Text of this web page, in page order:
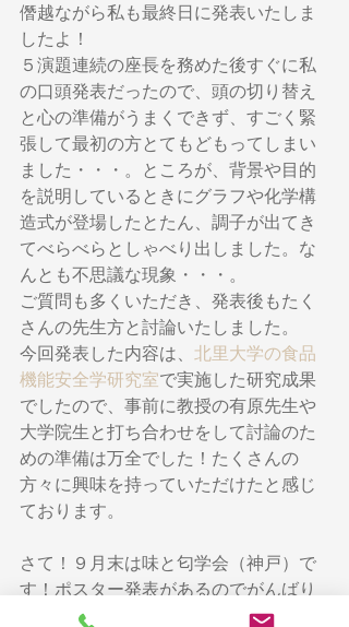
僭越ながら私も最終日に発表いたしま
したよ！
５演題連続の座長を務めた後すぐに私
の口頭発表だったので、頭の切り替え
と心の準備がうまくできず、すごく緊
張して最初の方とてもどもってしまい
ました・・・。ところが、背景や目的
を説明しているときにグラフや化学構
造式が登場したとたん、調子が出てき
てべらべらとしゃべり出しました。な
んとも不思議な現象・・・。
ご質問も多くいただき、発表後もたく
さんの先生方と討論いたしました。
今回発表した内容は、 北里大学の食品
機能安全学研究室で実施した研究成果
でしたので、事前に教授の有原先生や
大学院生と打ち合わせをして討論のた
めの準備は万全でした！たくさんの
方々に興味を持っていただけたと感じ
ております。
さて！９月末は味と匂学会（神戸）で
す！ポスター発表があるのでがんばり
ますよ！